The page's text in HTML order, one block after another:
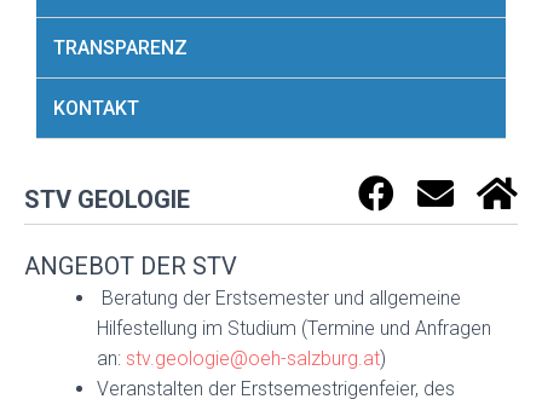
TRANSPARENZ
KONTAKT
STV GEOLOGIE
ANGEBOT DER STV
Beratung der Erstsemester und allgemeine
Hilfestellung im Studium (Termine und Anfragen
an: stv.geologie@oeh-salzburg.at)
Veranstalten der Erstsemestrigenfeier, des